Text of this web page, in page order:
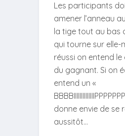
Les participants
amener l’anneau
la tige tout au bas
qui tourne sur elle-
réussi on entend le
du gagnant. Si on
entend un «
donne envie de se
aussitôt…